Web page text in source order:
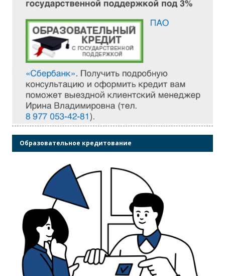
Образовательное кредитование